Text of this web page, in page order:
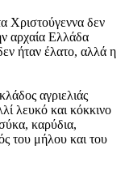
Χριστούγεννα δεν
αρχαία Ελλάδα
ήταν έλατο, αλλά η
αγριελιάς
λευκό και κόκκινο
καρύδια,
του μήλου και του